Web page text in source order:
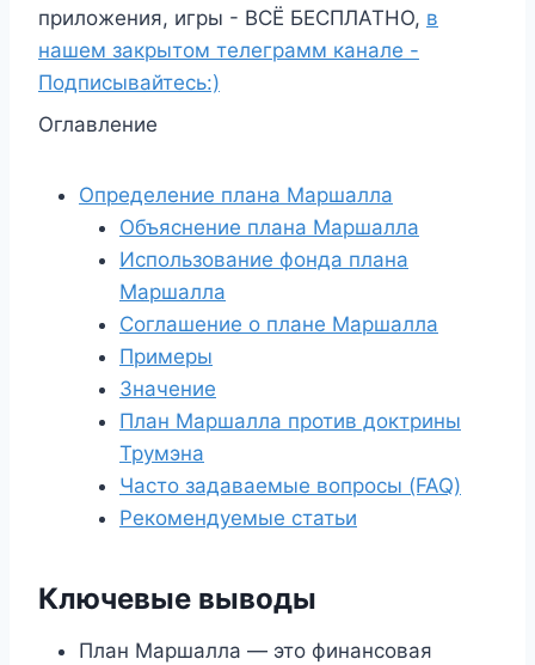
приложения, игры - ВСЁ БЕСПЛАТНО, в
нашем закрытом телеграмм канале -
Подписывайтесь:)
Оглавление
Определение плана Маршалла
Объяснение плана Маршалла
Использование фонда плана
Маршалла
Соглашение о плане Маршалла
Примеры
Значение
План Маршалла против доктрины
Трумэна
Часто задаваемые вопросы (FAQ)
Рекомендуемые статьи
Ключевые выводы
План Маршалла — это финансовая